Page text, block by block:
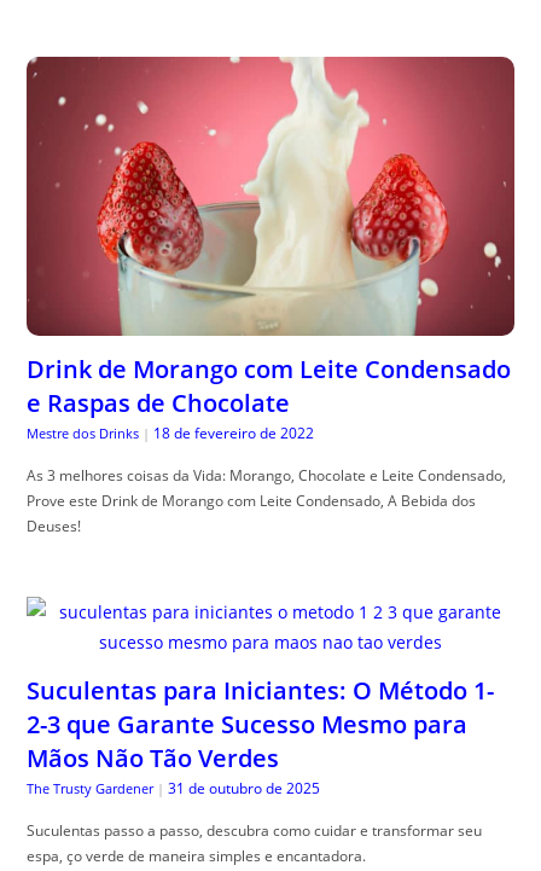
Drink de Morango com Leite Condensado
e Raspas de Chocolate
Mestre dos Drinks | 18 de fevereiro de 2022
As 3 melhores coisas da Vida: Morango, Chocolate e Leite Condensado,
Prove este Drink de Morango com Leite Condensado, A Bebida dos
Deuses!
Suculentas para Iniciantes: O Método 1-
2-3 que Garante Sucesso Mesmo para
Mãos Não Tão Verdes
The Trusty Gardener | 31 de outubro de 2025
Suculentas passo a passo, descubra como cuidar e transformar seu
espa, ço verde de maneira simples e encantadora.